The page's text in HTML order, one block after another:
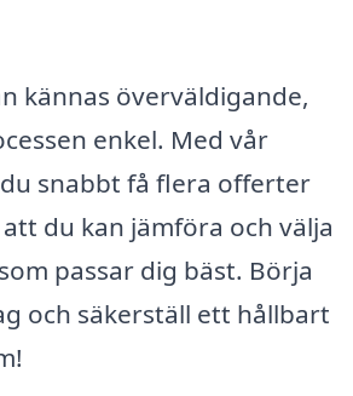
kännas överväldigande,
enkel. Med vår
snabbt få flera offerter
du kan jämföra och välja
passar dig bäst. Börja
och säkerställ ett hållbart